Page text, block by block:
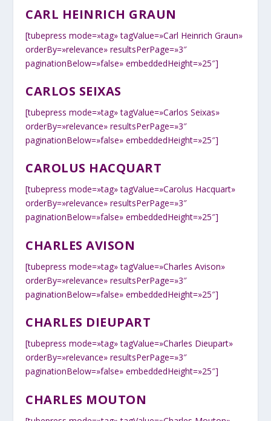
CARL HEINRICH GRAUN
[tubepress mode=»tag» tagValue=»Carl Heinrich Graun»
orderBy=»relevance» resultsPerPage=»3″
paginationBelow=»false» embeddedHeight=»25″]
CARLOS SEIXAS
[tubepress mode=»tag» tagValue=»Carlos Seixas»
orderBy=»relevance» resultsPerPage=»3″
paginationBelow=»false» embeddedHeight=»25″]
CAROLUS HACQUART
[tubepress mode=»tag» tagValue=»Carolus Hacquart»
orderBy=»relevance» resultsPerPage=»3″
paginationBelow=»false» embeddedHeight=»25″]
CHARLES AVISON
[tubepress mode=»tag» tagValue=»Charles Avison»
orderBy=»relevance» resultsPerPage=»3″
paginationBelow=»false» embeddedHeight=»25″]
CHARLES DIEUPART
[tubepress mode=»tag» tagValue=»Charles Dieupart»
orderBy=»relevance» resultsPerPage=»3″
paginationBelow=»false» embeddedHeight=»25″]
CHARLES MOUTON